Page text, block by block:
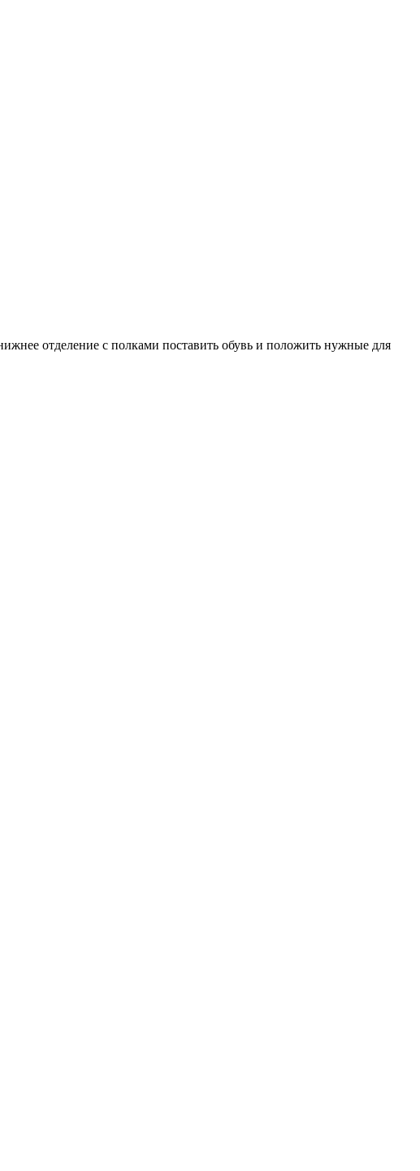
отделение с полками поставить обувь и положить нужные для